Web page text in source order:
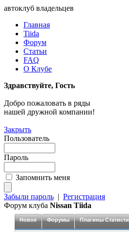
автоклуб владельцев
Главная
Tiida
Форум
Статьи
FAQ
О Клубе
Здравствуйте, Гость
Добро пожаловать в ряды
нашей дружной компании!
Закрыть
Пользователь
Пароль
Запомнить меня
Забыли пароль | Регистрация
Форум клуба Nissan Tiida
Новое Форумы Плагины